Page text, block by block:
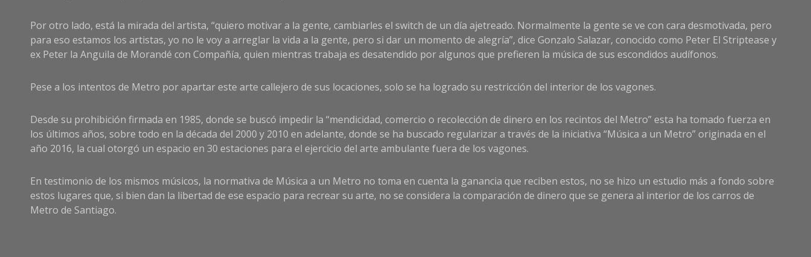
Por otro lado, está la mirada del artista, “quiero motivar a la gente, cambiarles el switch de un día ajetreado. Normalmente la gente se ve con cara desmotivada, pero
para eso estamos los artistas, yo no le voy a arreglar la vida a la gente, pero si dar un momento de alegría”, dice Gonzalo Salazar, conocido como Peter El Striptease y
ex Peter la Anguila de Morandé con Compañía, quien mientras trabaja es desatendido por algunos que prefieren la música de sus escondidos audífonos.
Pese a los intentos de Metro por apartar este arte callejero de sus locaciones, solo se ha logrado su restricción del interior de los vagones.
Desde su prohibición firmada en 1985, donde se buscó impedir la “mendicidad, comercio o recolección de dinero en los recintos del Metro” esta ha tomado fuerza en
los últimos años, sobre todo en la década del 2000 y 2010 en adelante, donde se ha buscado regularizar a través de la iniciativa “Música a un Metro” originada en el
año 2016, la cual otorgó un espacio en 30 estaciones para el ejercicio del arte ambulante fuera de los vagones.
En testimonio de los mismos músicos, la normativa de Música a un Metro no toma en cuenta la ganancia que reciben estos, no se hizo un estudio más a fondo sobre
estos lugares que, si bien dan la libertad de ese espacio para recrear su arte, no se considera la comparación de dinero que se genera al interior de los carros de
Metro de Santiago.